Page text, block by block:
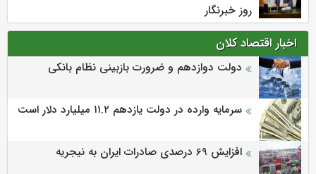
روز خبرنگار
اخبار اقتصاد کلان
دولت دوازدهم و ضرورت بازبینی نظام بانکی
سرمایه وارده در دولت یازدهم ۱۱.۲ میلیارد دلار است
افزایش 69 درصدی صادرات ایران به نیجریه